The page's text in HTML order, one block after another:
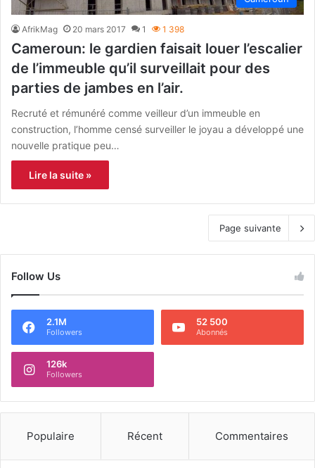
AfrikMag 20 mars 2017 1 1 398
Cameroun: le gardien faisait louer l’escalier
de l’immeuble qu’il surveillait pour des
parties de jambes en l’air.
Recruté et rémunéré comme veilleur d’un immeuble en
construction, l’homme censé surveiller le joyau a développé une
nouvelle pratique peu…
Lire la suite »
Page suivante
Follow Us
2.1M
Followers
52 500
Abonnés
126k
Followers
Populaire Récent Commentaires